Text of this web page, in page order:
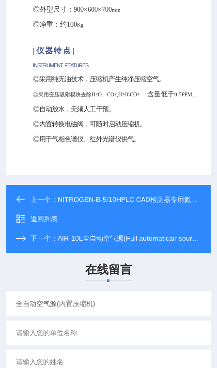
◎外型尺寸：900×600×700mm
◎净重：约100Kg
| 仪 器特 点 |
INSTRUMENT FEATURES
◎采用纯无油技术，压缩机产生纯净压缩空气。
◎采用变压吸附模块去除H?O、CO? ,H?O\CO? 含量低于0.5PPM。
◎自动放水，无须人工干预。
◎内置转换电磁阀，可随时启动压缩机。
◎用于气相色谱仪、红外光谱仪供气。
上一个： NITROGEN-B-5/10HPLC CAD检测器专用氮气发生器
返回列表
下一个：AIR-10L全自动空气源(Full automaticair source)
在线留言